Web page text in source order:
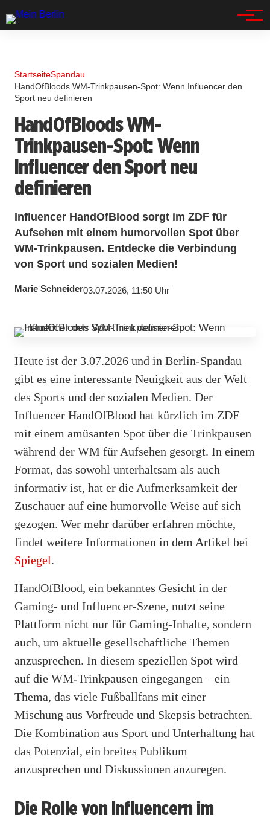
StartseiteSpandau
HandOfBloods WM-Trinkpausen-Spot: Wenn Influencer den
Sport neu definieren
HandOfBloods WM-
Trinkpausen-Spot: Wenn
Influencer den Sport neu
definieren
Influencer HandOfBlood sorgt im ZDF für
Aufsehen mit einem humorvollen Spot über
WM-Trinkpausen. Entdecke die Verbindung
von Sport und sozialen Medien!
Marie Schneider03.07.2026, 11:50 Uhr
Heute ist der 3.07.2026 und in Berlin-Spandau
gibt es eine interessante Neuigkeit aus der Welt
des Sports und der sozialen Medien. Der
Influencer HandOfBlood hat kürzlich im ZDF
mit einem amüsanten Spot über die Trinkpausen
während der WM für Aufsehen gesorgt. In einem
Format, das sowohl unterhaltsam als auch
informativ ist, hat er die Aufmerksamkeit der
Zuschauer auf eine humorvolle Weise auf sich
gezogen. Wer mehr darüber erfahren möchte,
findet weitere Informationen in dem Artikel bei
Spiegel.
HandOfBlood, ein bekanntes Gesicht in der
Gaming- und Influencer-Szene, nutzt seine
Plattform nicht nur für Gaming-Inhalte, sondern
auch, um aktuelle gesellschaftliche Themen
anzusprechen. In diesem speziellen Spot wird
auf die WM-Trinkpausen eingegangen – ein
Thema, das viele Fußballfans mit einer
Mischung aus Vorfreude und Skepsis betrachten.
Die Kombination aus Sport und Unterhaltung hat
das Potenzial, ein breites Publikum
anzusprechen und Diskussionen anzuregen.
Die Rolle von Influencern im